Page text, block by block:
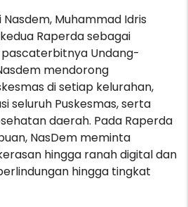
Muhammad Idris
Raperda sebagai
Undang-
mendorong
di setiap kelurahan,
seluruh Puskesmas, serta
daerah. Pada Raperda
NasDem meminta
hingga ranah digital dan
hingga tingkat